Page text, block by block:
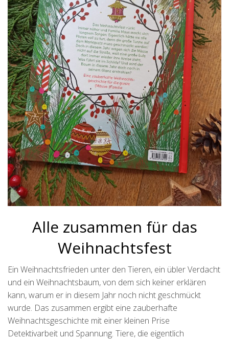
Alle zusammen für das
Weihnachtsfest
Ein Weihnachtsfrieden unter den Tieren, ein übler Verdacht
und ein Weihnachtsbaum, von dem sich keiner erklären
kann, warum er in diesem Jahr noch nicht geschmückt
wurde. Das zusammen ergibt eine zauberhafte
Weihnachtsgeschichte mit einer kleinen Prise
Detektivarbeit und Spannung. Tiere, die eigentlich